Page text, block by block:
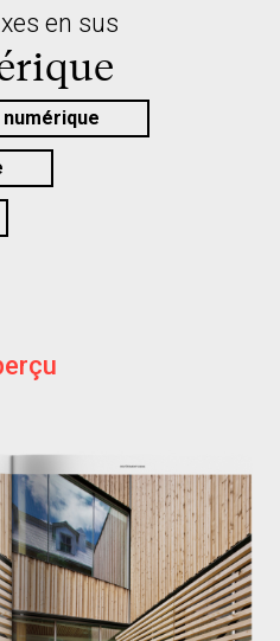
en sus